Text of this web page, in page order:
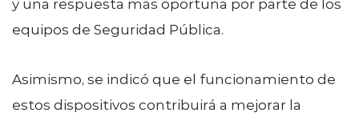
equipos de Seguridad Pública.
Asimismo, se indicó que el funcionamiento de
estos dispositivos contribuirá a mejorar la